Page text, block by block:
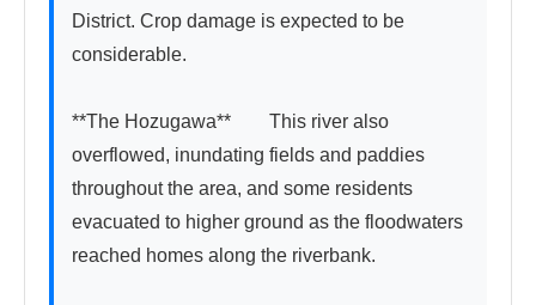
District. Crop damage is expected to be
considerable.
**The Hozugawa**　　This river also
overflowed, inundating fields and paddies
throughout the area, and some residents
evacuated to higher ground as the floodwaters
reached homes along the riverbank.